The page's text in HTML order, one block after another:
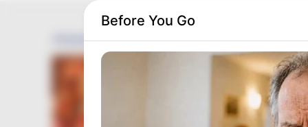
Before You Go